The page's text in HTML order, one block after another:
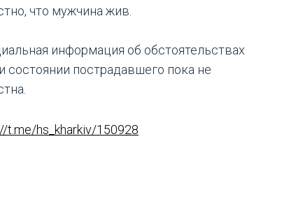
что мужчина жив.
информация об обстоятельствах
состоянии пострадавшего пока не
t.me/hs_kharkiv/150928